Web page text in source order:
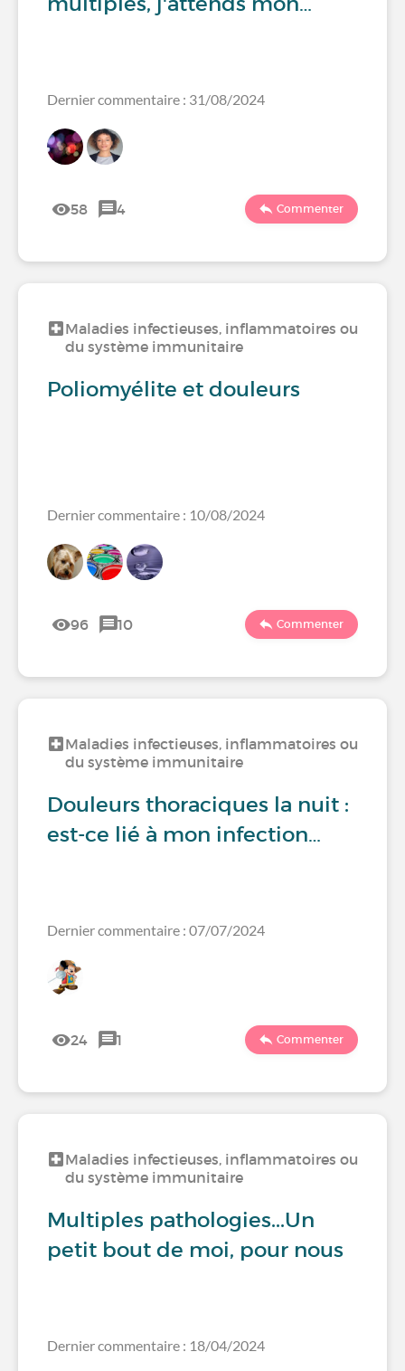
Dernier commentaire : 31/08/2024
58 4 Commenter
Maladies infectieuses, inflammatoires ou
du système immunitaire
Poliomyélite et douleurs
Dernier commentaire : 10/08/2024
96 10 Commenter
Maladies infectieuses, inflammatoires ou
du système immunitaire
Douleurs thoraciques la nuit :
est-ce lié à mon infection…
Dernier commentaire : 07/07/2024
24 1 Commenter
Maladies infectieuses, inflammatoires ou
du système immunitaire
Multiples pathologies...Un
petit bout de moi, pour nous
Dernier commentaire : 18/04/2024